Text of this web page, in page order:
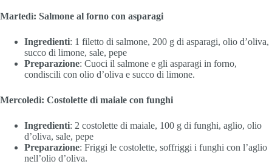
Martedì: Salmone al forno con asparagi
Ingredienti: 1 filetto di salmone, 200 g di asparagi, olio d’oliva,
succo di limone, sale, pepe
Preparazione: Cuoci il salmone e gli asparagi in forno,
condiscili con olio d’oliva e succo di limone.
Mercoledì: Costolette di maiale con funghi
Ingredienti: 2 costolette di maiale, 100 g di funghi, aglio, olio
d’oliva, sale, pepe
Preparazione: Friggi le costolette, soffriggi i funghi con l’aglio
nell’olio d’oliva.